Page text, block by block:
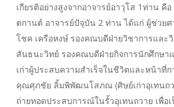
เกียรติอย่างสูงจากอาจารย์อาวุโส 1ท่าน คื
ตกานต์ อาจารย์ปัจุบัน 2 ท่าน ได้แก่ ผู้ช่วย
โชค เครือหงษ์ รองคณบดีฝ่ายวิชาการและ
สันธนะวิทย์ รองคณบดีฝ่ายกิจการนักศึกษา
เก่าผู้ประสบความสำเร็จในชีวิตและหน้าที่
คุณศุภชัย ลิ้มพิพัฒนโสภณ (ศิษย์เก่าอุเทนถ
ถ่ายทอดประสบการณ์ในรั้วอุเทนถวาย เพื่อ